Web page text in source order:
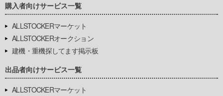
購入者向けサービス一覧
ALLSTOCKERマーケット
ALLSTOCKERオークション
建機・重機探してます掲示板
出品者向けサービス一覧
ALLSTOCKERマーケット